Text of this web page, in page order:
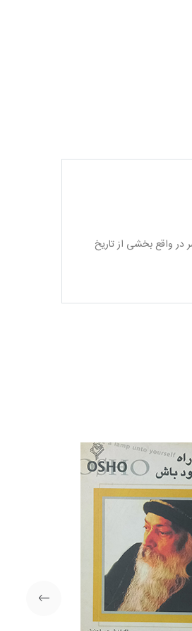
در واقع بخشی از تاریخ